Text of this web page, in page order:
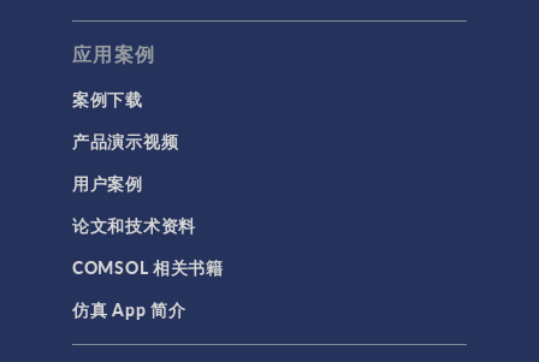
应用案例
案例下载
产品演示视频
用户案例
论文和技术资料
COMSOL 相关书籍
仿真 App 简介